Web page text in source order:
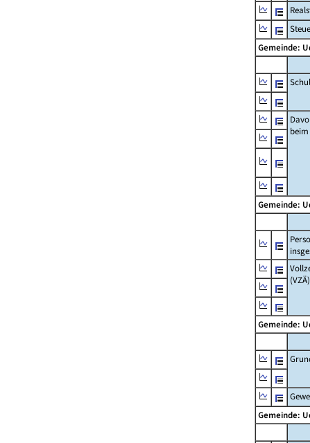
Gemeinde:
beim
Gemeinde:
(VZÄ)
Gemeinde:
Gemeinde: